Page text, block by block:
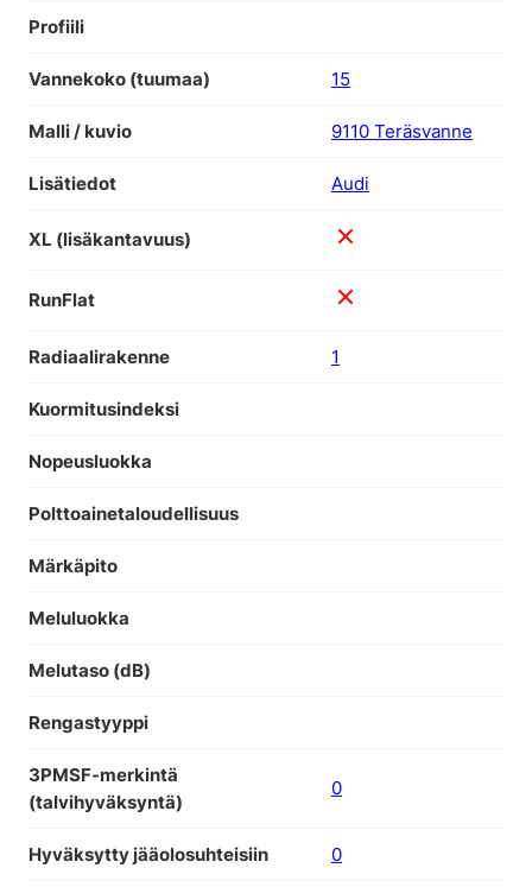
Profiili
Vannekoko (tuumaa) 15
Malli / kuvio 9110 Teräsvanne
Lisätiedot Audi
XL (lisäkantavuus)
RunFlat
Radiaalirakenne 1
Kuormitusindeksi
Nopeusluokka
Polttoainetaloudellisuus
Märkäpito
Meluluokka
Melutaso (dB)
Rengastyyppi
3PMSF-merkintä
(talvihyväksyntä)
0
Hyväksytty jääolosuhteisiin 0